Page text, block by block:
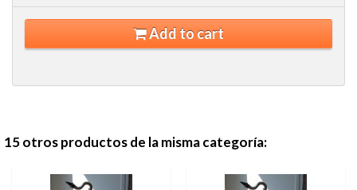
Add to cart
15 otros productos de la misma categoría: